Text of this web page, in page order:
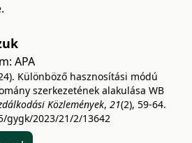
.
APA
Különböző hasznosítási módú
szerkezetének alakulása WB
Közlemények, 21(2), 59-64.
gygk/2023/21/2/13642